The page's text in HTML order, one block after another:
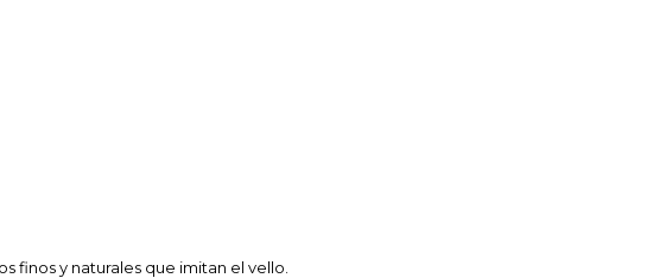
finos y naturales que imitan el vello.